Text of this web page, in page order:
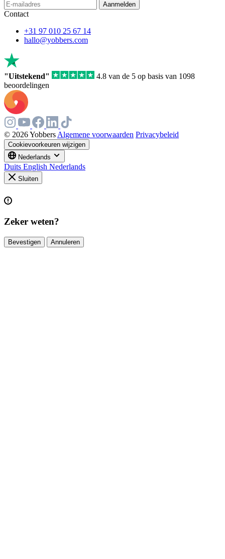
Aanmelden
Contact
+31 97 010 25 67 14
hallo@yobbers.com
"Uitstekend"
4.8 van de 5 op basis van 1098
beoordelingen
© 2026 Yobbers Algemene voorwaarden Privacybeleid
Cookievoorkeuren wijzigen
Nederlands
Duits English Nederlands
Sluiten
Zeker weten?
Bevestigen Annuleren